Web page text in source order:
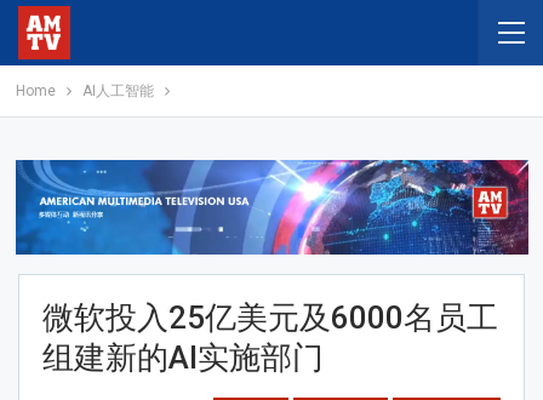
Home AI人工智能
微软投入25亿美元及6000名员工
组建新的AI实施部门